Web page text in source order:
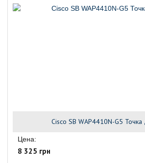
Cisco SB WAP4410N-G5 Точка
Цена:
8 325 грн